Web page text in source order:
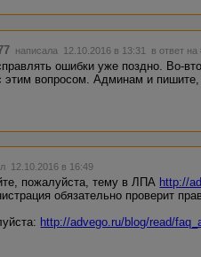
написала 12.10.2016 в 13:31 в ответ на
ошибки уже поздно. Во-
этим вопросом. Админам и пишите,
12.10.2016 в 16:49
пожалуйста, тему в ЛПА http://
обязательно проверит
http://advego.ru/blog/read/